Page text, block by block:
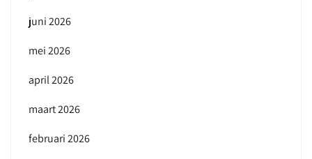
juni 2026
mei 2026
april 2026
maart 2026
februari 2026